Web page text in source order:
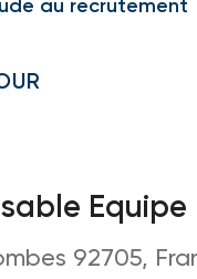
au recrutement
92705,